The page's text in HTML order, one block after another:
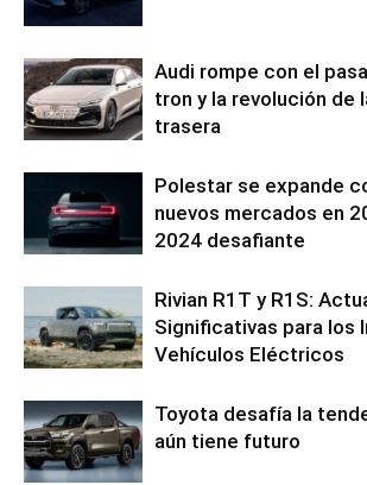
Audi rompe con el
tron y la revolución de
trasera
Polestar se expande
nuevos mercados en
2024 desafiante
Rivian R1T y R1S:
Significativas para los
Vehículos Eléctricos
Toyota desafía la
aún tiene futuro